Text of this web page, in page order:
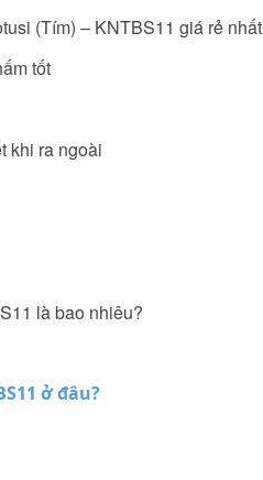
(Tím) – KNTBS11 giá rẻ
tốt
khi ra ngoài
là bao nhiêu?
ở đâu?